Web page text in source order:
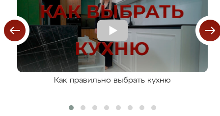
Как правильно выбрать кухню